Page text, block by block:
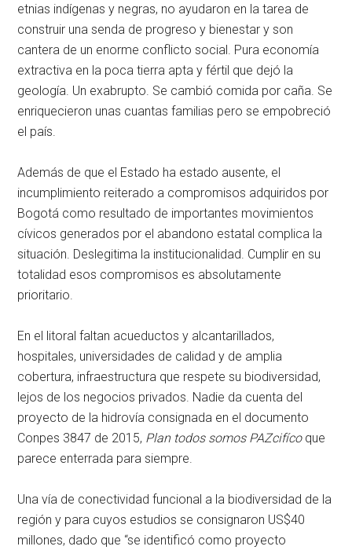
etnias indígenas y negras, no ayudaron en la tarea de
construir una senda de progreso y bienestar y son
cantera de un enorme conflicto social. Pura economía
extractiva en la poca tierra apta y fértil que dejó la
geología. Un exabrupto. Se cambió comida por caña. Se
enriquecieron unas cuantas familias pero se empobreció
el país.
Además de que el Estado ha estado ausente, el
incumplimiento reiterado a compromisos adquiridos por
Bogotá como resultado de importantes movimientos
cívicos generados por el abandono estatal complica la
situación. Deslegitima la institucionalidad. Cumplir en su
totalidad esos compromisos es absolutamente
prioritario.
En el litoral faltan acueductos y alcantarillados,
hospitales, universidades de calidad y de amplia
cobertura, infraestructura que respete su biodiversidad,
lejos de los negocios privados. Nadie da cuenta del
proyecto de la hidrovía consignada en el documento
Conpes 3847 de 2015, Plan todos somos PAZcifícoque
parece enterrada para siempre.
Una vía de conectividad funcional a la biodiversidad de la
región y para cuyos estudios se consignaron US$40
millones, dado que “se identificó como proyecto